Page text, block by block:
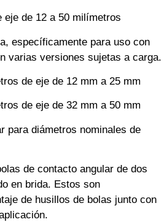
eje de 12 a 50 milímetros
específicamente para uso con
varias versiones sujetas a carga.
de eje de 12 mm a 25 mm
de eje de 32 mm a 50 mm
para diámetros nominales de
de contacto angular de dos
en brida. Estos son
de husillos de bolas junto con